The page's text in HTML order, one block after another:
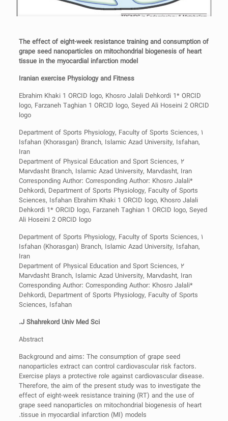
The effect of eight-week resistance training and consumption of
grape seed nanoparticles on mitochondrial biogenesis of heart
tissue in the myocardial infarction model
Iranian exercise Physiology and Fitness
Ebrahim Khaki 1 ORCID logo, Khosro Jalali Dehkordi 1* ORCID
logo, Farzaneh Taghian 1 ORCID logo, Seyed Ali Hoseini 2 ORCID
logo
۱ Department of Sports Physiology, Faculty of Sports Sciences,
Isfahan (Khorasgan) Branch, Islamic Azad University, Isfahan,
Iran
۲ Department of Physical Education and Sport Sciences,
Marvdasht Branch, Islamic Azad University, Marvdasht, Iran
*Corresponding Author: Corresponding Author: Khosro Jalali
Dehkordi, Department of Sports Physiology, Faculty of Sports
Sciences, Isfahan Ebrahim Khaki 1 ORCID logo, Khosro Jalali
Dehkordi 1* ORCID logo, Farzaneh Taghian 1 ORCID logo, Seyed
Ali Hoseini 2 ORCID logo
۱ Department of Sports Physiology, Faculty of Sports Sciences,
Isfahan (Khorasgan) Branch, Islamic Azad University, Isfahan,
Iran
۲ Department of Physical Education and Sport Sciences,
Marvdasht Branch, Islamic Azad University, Marvdasht, Iran
*Corresponding Author: Corresponding Author: Khosro Jalali
Dehkordi, Department of Sports Physiology, Faculty of Sports
Sciences, Isfahan
J Shahrekord Univ Med Sci.
Abstract
Background and aims: The consumption of grape seed
nanoparticles extract can control cardiovascular risk factors.
Exercise plays a protective role against cardiovascular disease.
Therefore, the aim of the present study was to investigate the
effect of eight-week resistance training (RT) and the use of
grape seed nanoparticles on mitochondrial biogenesis of heart
tissue in myocardial infarction (MI) models.